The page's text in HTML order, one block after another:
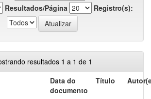
Resultados/Página
Registro(s):
resultados 1 a 1 de 1
Data do
documento
Título